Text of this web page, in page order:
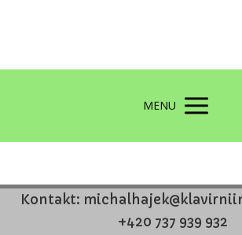
MENU
Kontakt:
+420 737 939 932